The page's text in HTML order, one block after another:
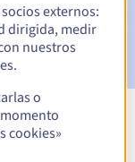
para
externos:
dirigida, medir
nuestros
o
cookies»